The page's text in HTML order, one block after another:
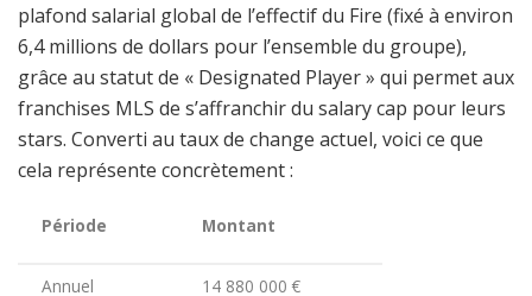
plafond salarial global de l’effectif du Fire (fixé à environ
6,4 millions de dollars pour l’ensemble du groupe),
grâce au statut de « Designated Player » qui permet aux
franchises MLS de s’affranchir du salary cap pour leurs
stars. Converti au taux de change actuel, voici ce que
cela représente concrètement :
Période Montant
Annuel 14 880 000 €